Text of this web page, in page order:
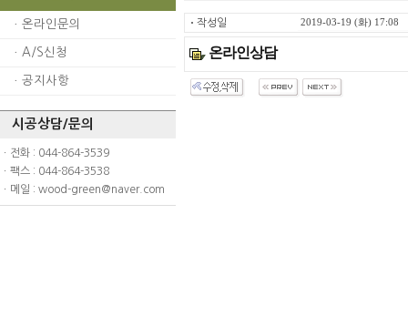
ㆍ 온라인문의
ㆍ A/S신청
ㆍ 공지사항
시공상담/문의
ㆍ전화 : 044-864-3539
ㆍ팩스 : 044-864-3538
ㆍ메일 : wood-green@naver.com
ㆍ 작성일 2019-03-19 (화) 17:08
온라인상담